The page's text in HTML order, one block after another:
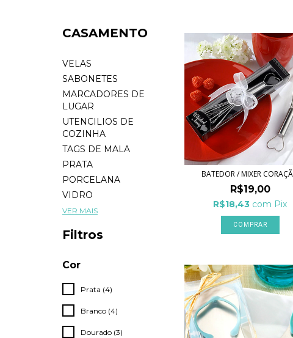
CASAMENTO
VELAS
SABONETES
MARCADORES DE
LUGAR
UTENCILIOS DE
COZINHA
TAGS DE MALA
PRATA
PORCELANA
VIDRO
VER MAIS
Filtros
Cor
Prata (4)
Branco (4)
Dourado (3)
BATEDOR / MIXER
R$19,00
R$18,43 com Pix